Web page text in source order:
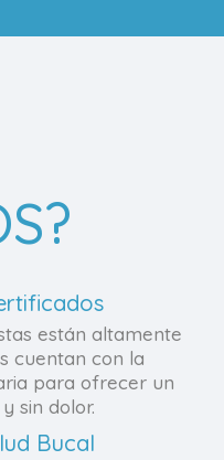
están altamente
cuentan con la
para ofrecer un
sin dolor.
Bucal